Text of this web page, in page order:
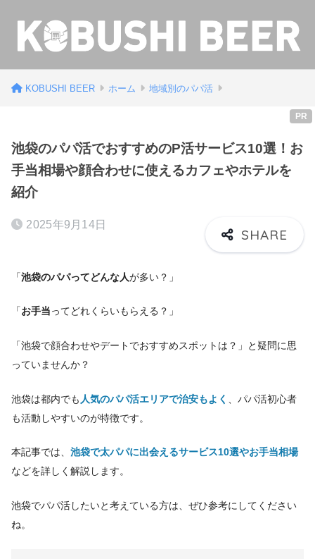
KOBUSHI BEER ホーム 地域別のパパ活
PR
池袋のパパ活でおすすめのP活サービス10選！お
手当相場や顔合わせに使えるカフェやホテルを
紹介
2025年9月14日
「池袋のパパってどんな人が多い？」
「お手当ってどれくらいもらえる？」
「池袋で顔合わせやデートでおすすめスポットは？」と疑問に思
っていませんか？
池袋は都内でも 人気のパパ活エリアで治安もよく
、パパ活初心者
も活動しやすいのが特徴です。
本記事では、 池袋で太パパに出会えるサービス10選やお手当相場
などを詳しく解説します。
池袋でパパ活したいと考えている方は、ぜひ参考にしてください
ね。